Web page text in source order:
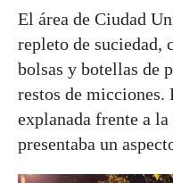
El área de Ciudad
repleto de suciedad,
bolsas y botellas de
restos de
explanada frente a
presentaba un